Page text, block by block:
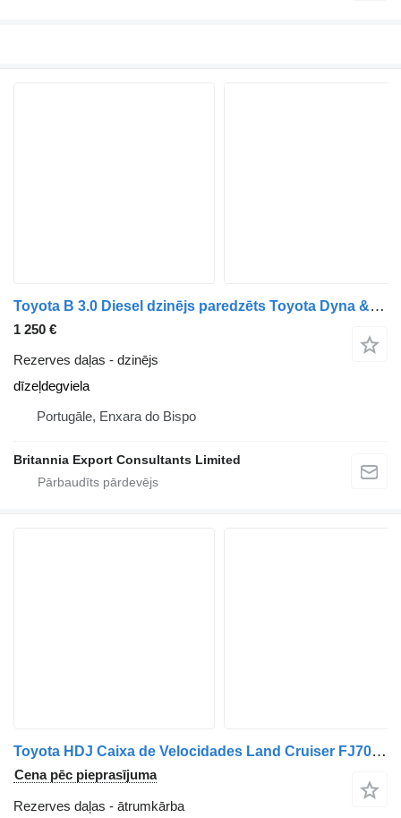
Toyota B 3.0 Diesel dzinējs paredzēts Toyota Dyna & Land Cruiser BJ40 kravas automašīnas
1 250 €
Rezerves daļas - dzinējs
dīzeļdegviela
Portugāle, Enxara do Bispo
Britannia Export Consultants Limited
Toyota HDJ Caixa de Velocidades Land Cruiser FJ70 1HZ 4x4 33030-60820 ātrumkārba paredzēts automašīnas
Cena pēc pieprasījuma
Rezerves daļas - ātrumkārba